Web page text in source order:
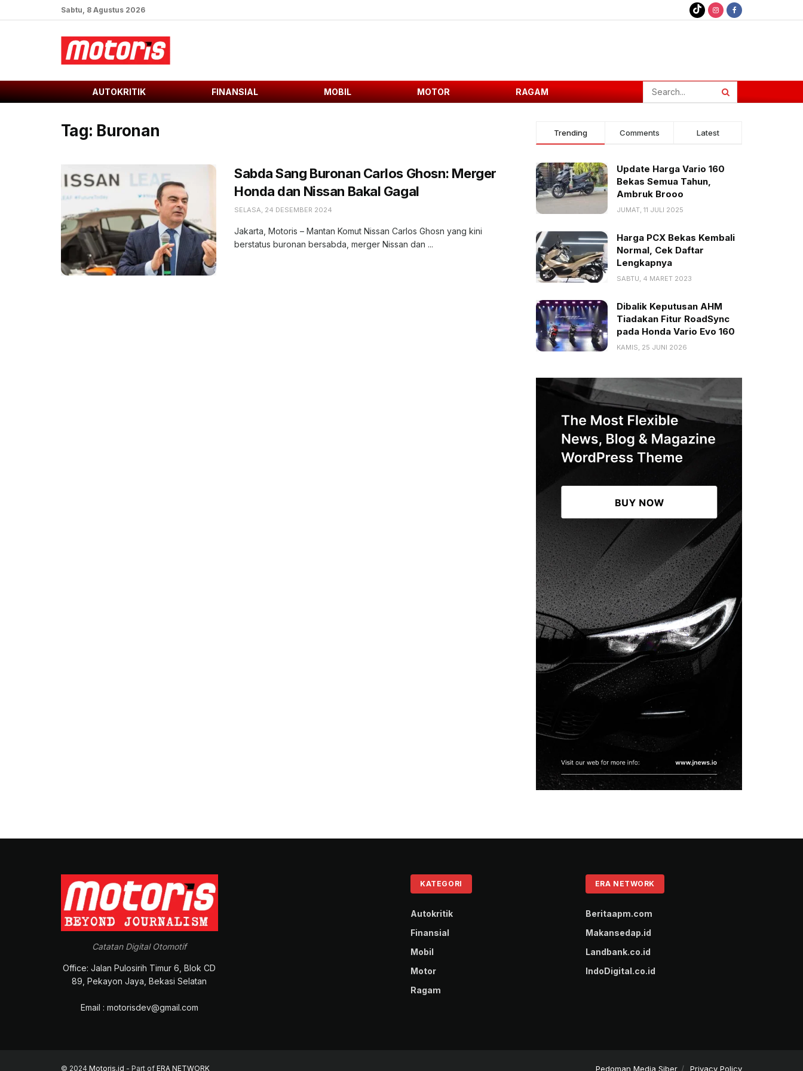
Sabtu, 8 Agustus 2026
AUTOKRITIK FINANSIAL MOBIL MOTOR RAGAM
Tag: Buronan
Sabda Sang Buronan Carlos Ghosn: Merger
Honda dan Nissan Bakal Gagal
SELASA, 24 DESEMBER 2024
Jakarta, Motoris – Mantan Komut Nissan Carlos Ghosn yang kini
berstatus buronan bersabda, merger Nissan dan ...
Trending Comments Latest
Update Harga Vario 160
Bekas Semua Tahun,
Ambruk Brooo
JUMAT, 11 JULI 2025
Harga PCX Bekas Kembali
Normal, Cek Daftar
Lengkapnya
SABTU, 4 MARET 2023
Dibalik Keputusan AHM
Tiadakan Fitur RoadSync
pada Honda Vario Evo 160
KAMIS, 25 JUNI 2026
Catatan Digital Otomotif
Office: Jalan Pulosirih Timur 6, Blok CD
89, Pekayon Jaya, Bekasi Selatan
Email : motorisdev@gmail.com
KATEGORI
Autokritik
Finansial
Mobil
Motor
Ragam
ERA NETWORK
Beritaapm.com
Makansedap.id
Landbank.co.id
IndoDigital.co.id
Pedoman Media Siber Privacy Policy
© 2024 Motoris.id - Part of ERA NETWORK